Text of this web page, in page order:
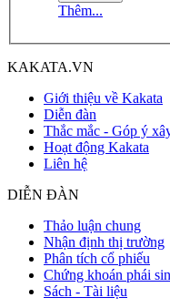
Thêm...
KAKATA.VN
Giới thiệu về Kakata
Diễn đàn
Thắc mắc - Góp ý
Hoạt động Kakata
Liên hệ
DIỄN ĐÀN
Thảo luận chung
Nhận định thị trường
Phân tích cổ phiếu
Chứng khoán phái
Sách - Tài liệu